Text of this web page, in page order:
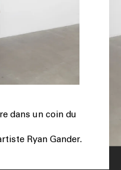
dans un coin du
Ryan Gander.